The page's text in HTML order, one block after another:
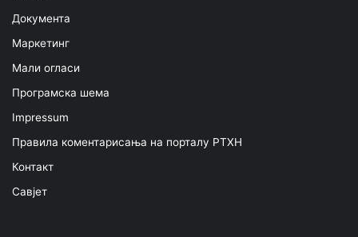
Документа
Маркетинг
Мали огласи
Програмска шема
Impressum
Правила коментарисања на порталу РТХН
Контакт
Савјет